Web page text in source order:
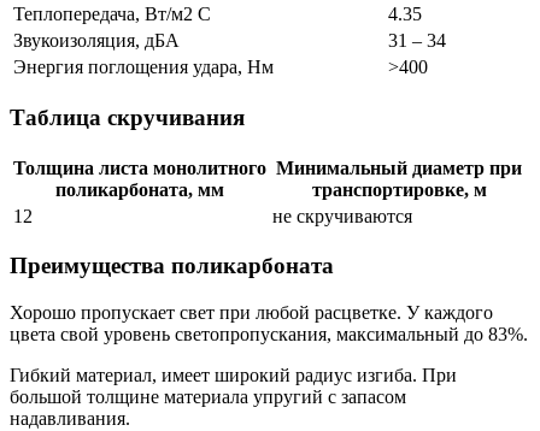
Теплопередача, Вт/м2 С
4.35
Звукоизоляция, дБА
31 – 34
Энергия поглощения удара, Нм
>400
Таблица скручивания
Толщина листа монолитного
поликарбоната, мм
Минимальный диаметр при
транспортировке, м
12
не скручиваются
Преимущества поликарбоната
Хорошо пропускает свет при любой расцветке. У каждого
цвета свой уровень светопропускания, максимальный до 83%.
Гибкий материал, имеет широкий радиус изгиба. При
большой толщине материала упругий с запасом
надавливания.